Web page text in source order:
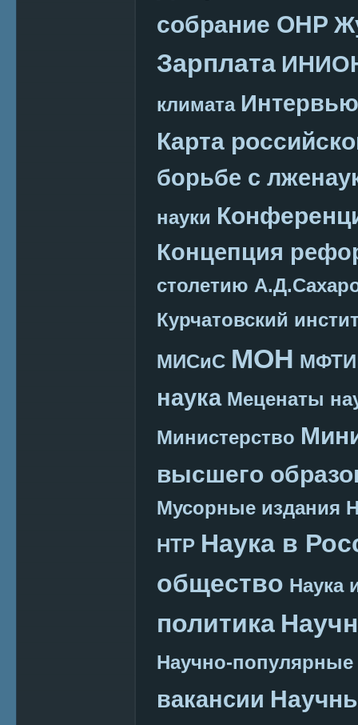
собрание ОНР
Зарплата
климата Интервью
Карта
борьбе с
науки
Концепция
столетию
Курчатовский
МИСиС МОН МФТИ
наука Меценаты
Министерство
высшего
Мусорные издания
НТР Наука в
общество Наука
политика
Научно-
вакансии